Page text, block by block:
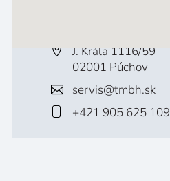
J. Krála 1116/59
02001 Púchov
servis@tmbh.sk
+421 905 625 109